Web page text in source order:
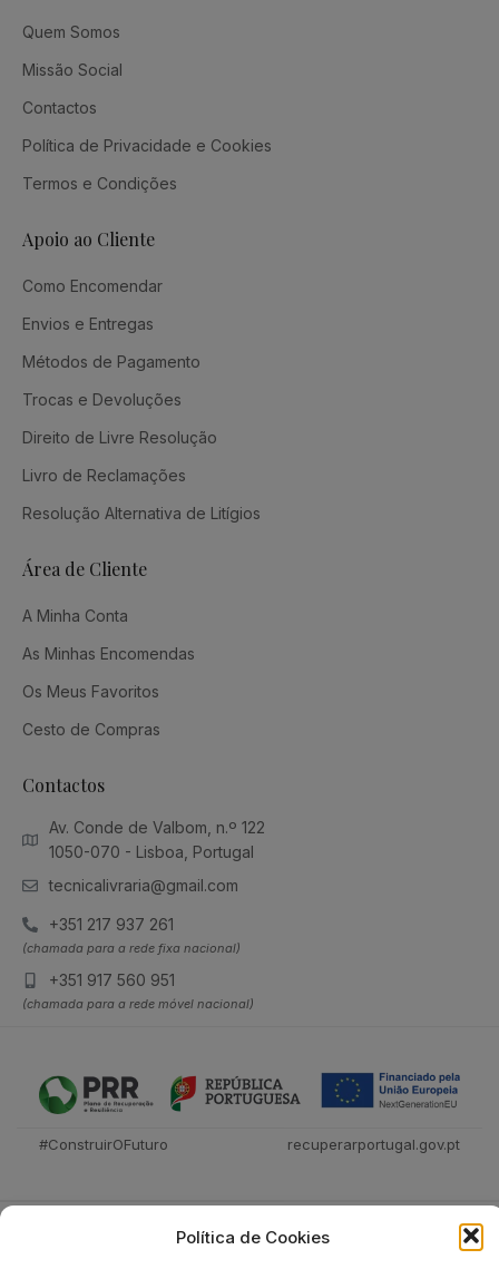
Política de Cookies
Quem Somos
Missão Social
Contactos
Política de Privacidade e Cookies
Termos e Condições
Apoio ao Cliente
Como Encomendar
Envios e Entregas
Métodos de Pagamento
Trocas e Devoluções
Direito de Livre Resolução
Livro de Reclamações
Resolução Alternativa de Litígios
Área de Cliente
A Minha Conta
As Minhas Encomendas
Os Meus Favoritos
Cesto de Compras
Contactos
Av. Conde de Valbom, n.º 122
1050-070 - Lisboa, Portugal
tecnicalivraria@gmail.com
+351 217 937 261
(chamada para a rede fixa nacional)
+351 917 560 951
(chamada para a rede móvel nacional)
#ConstruirOFuturo recuperarportugal.gov.pt